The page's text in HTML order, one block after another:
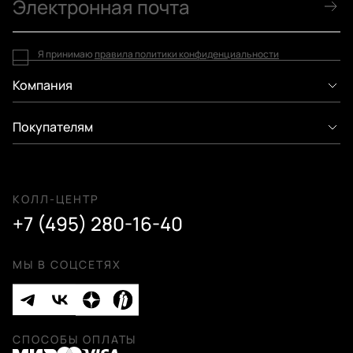
Компания
Покупателям
КОЛЛ-ЦЕНТР
+7 (495) 280-16-40
МЫ В СОЦСЕТЯХ
Я принимаю правила политики конфиденциальности
СПОСОБЫ ОПЛАТЫ